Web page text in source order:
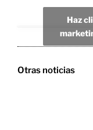
Haz
Otras noticias